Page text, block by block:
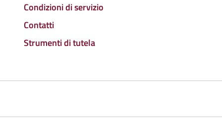
Condizioni di servizio
Contatti
Strumenti di tutela